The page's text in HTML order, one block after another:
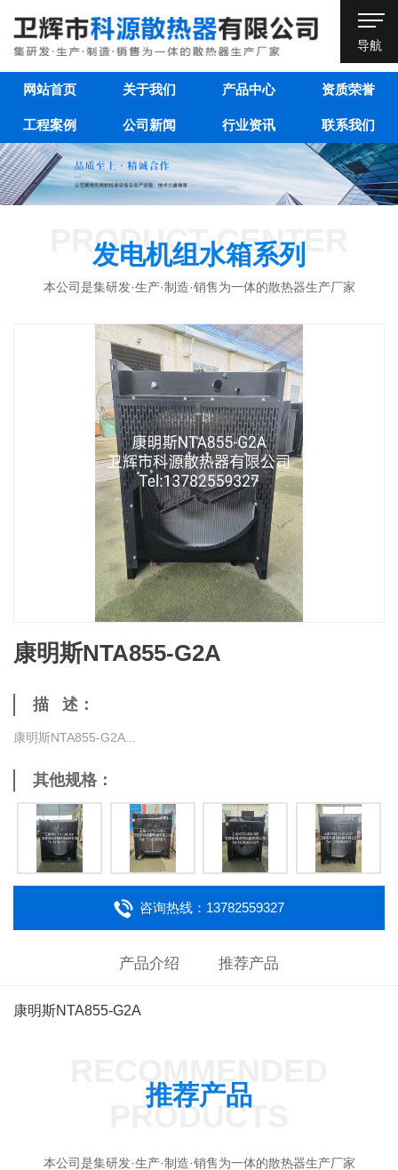
导航
网站首页 关于我们 产品中心 资质荣誉
工程案例 公司新闻 行业资讯 联系我们
PRODUCT CENTER
发电机组水箱系列
本公司是集研发·生产·制造·销售为一体的散热器生产厂家
康明斯NTA855-G2A
描 述：
康明斯NTA855-G2A...
其他规格：
咨询热线：13782559327
产品介绍 推荐产品
康明斯NTA855-G2A
RECOMMENDED
PRODUCTS
推荐产品
本公司是集研发·生产·制造·销售为一体的散热器生产厂家